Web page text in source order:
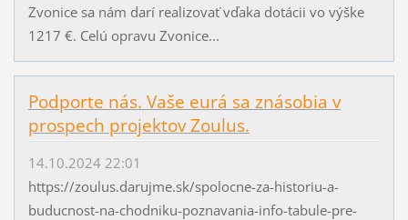
Zvonice sa nám darí realizovať vďaka dotácii vo výške
1217 €. Celú opravu Zvonice...
Podporte nás. Vaše eurá sa znásobia v
prospech projektov Zoulus.
14.10.2024 22:01
https://zoulus.darujme.sk/spolocne-za-historiu-a-
buducnost-na-chodniku-poznavania-info-tabule-pre-